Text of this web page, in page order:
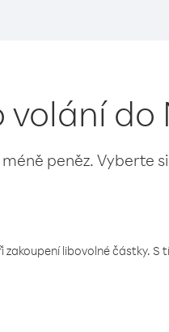
volání
peněz. Vyberte
libovolné částky.